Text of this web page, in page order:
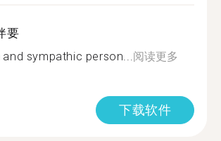
要
and sympathic person...阅读更多
下载软件